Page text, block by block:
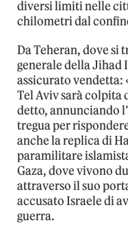
diversi limiti nelle
chilometri dal
Da Teheran, dove si
generale della Jihad
assicurato vendetta:
Tel Aviv sarà colpita
detto, annunciando
tregua per
anche la replica di
paramilitare
Gaza, dove vivono
attraverso il suo
accusato Israele di
guerra.